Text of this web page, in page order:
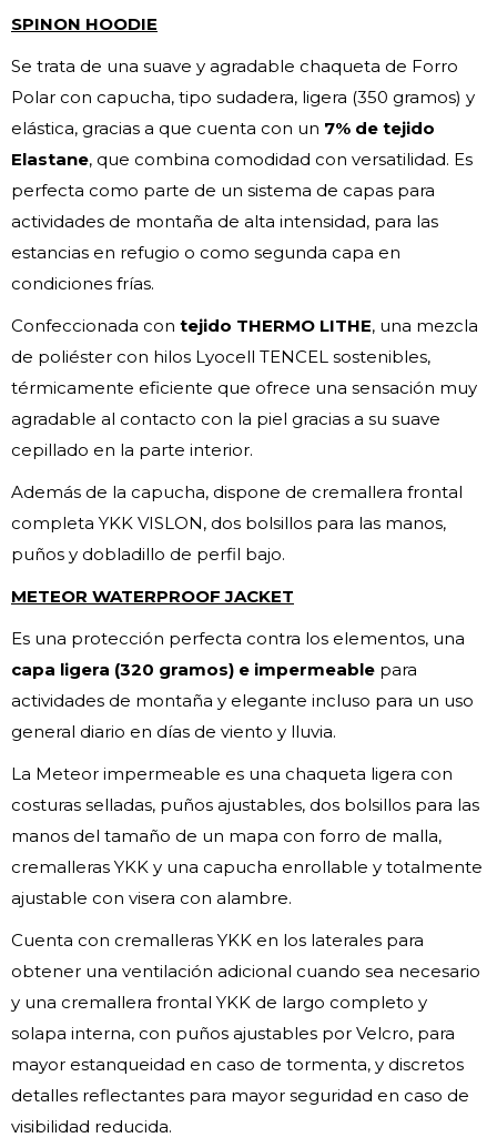
SPINON HOODIE
Se trata de una suave y agradable chaqueta de Forro
Polar con capucha, tipo sudadera, ligera (350 gramos) y
elástica, gracias a que cuenta con un 7% de tejido
Elastane, que combina comodidad con versatilidad. Es
perfecta como parte de un sistema de capas para
actividades de montaña de alta intensidad, para las
estancias en refugio o como segunda capa en
condiciones frías.
Confeccionada con tejido THERMO LITHE, una mezcla
de poliéster con hilos Lyocell TENCEL sostenibles,
térmicamente eficiente que ofrece una sensación muy
agradable al contacto con la piel gracias a su suave
cepillado en la parte interior.
Además de la capucha, dispone de cremallera frontal
completa YKK VISLON, dos bolsillos para las manos,
puños y dobladillo de perfil bajo.
METEOR WATERPROOF JACKET
Es una protección perfecta contra los elementos, una
capa ligera (320 gramos) e impermeable para
actividades de montaña y elegante incluso para un uso
general diario en días de viento y lluvia.
La Meteor impermeable es una chaqueta ligera con
costuras selladas, puños ajustables, dos bolsillos para las
manos del tamaño de un mapa con forro de malla,
cremalleras YKK y una capucha enrollable y totalmente
ajustable con visera con alambre.
Cuenta con cremalleras YKK en los laterales para
obtener una ventilación adicional cuando sea necesario
y una cremallera frontal YKK de largo completo y
solapa interna, con puños ajustables por Velcro, para
mayor estanqueidad en caso de tormenta, y discretos
detalles reflectantes para mayor seguridad en caso de
visibilidad reducida.